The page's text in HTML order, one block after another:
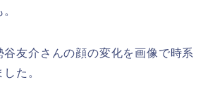
友介さんの顔の変化を画像で時系
た。